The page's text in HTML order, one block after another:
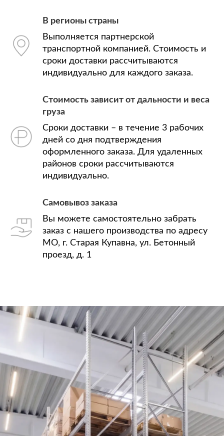
В регионы страны
Выполняется партнерской
транспортной компанией. Стоимость и
сроки доставки рассчитываются
индивидуально для каждого заказа.
Стоимость зависит от дальности и веса
груза
Сроки доставки – в течение 3 рабочих
дней со дня подтверждения
оформленного заказа. Для удаленных
районов сроки рассчитываются
индивидуально.
Самовывоз заказа
Вы можете самостоятельно забрать
заказ с нашего производства по адресу
МО, г. Старая Купавна, ул. Бетонный
проезд, д. 1